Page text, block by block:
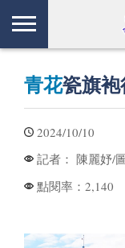
青花瓷旗袍
2024/10/10
記者： 陳麗妤/
點閱率： 2,140